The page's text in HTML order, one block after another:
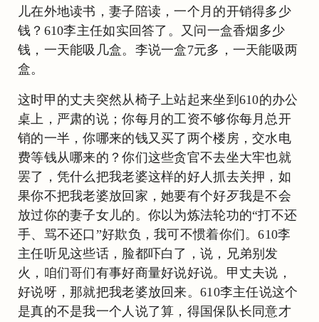
儿在外地读书，妻子陪读，一个月的开销得多少
钱？610李主任如实回答了。又问一盒香烟多少
钱，一天能吸几盒。李说一盒7元多，一天能吸两
盒。
这时甲的丈夫突然从椅子上站起来坐到610的办公
桌上，严肃的说；你每月的工资不够你每月总开
销的一半，你哪来的钱又买了两个楼房，交水电
费等钱从哪来的？你们这些贪官不去坐大牢也就
罢了，凭什么把我老婆这样的好人抓去关押，如
果你不把我老婆放回家，她要有个好歹我是不会
放过你的妻子女儿的。你以为炼法轮功的“打不还
手、骂不还口”好欺负，我可不惯着你们。610李
主任听见这些话，脸都吓白了，说，兄弟别发
火，咱们哥们有事好商量好说好说。甲丈夫说，
好说呀，那就把我老婆放回来。610李主任说这个
是真的不是我一个人说了算，得国保队长同意才